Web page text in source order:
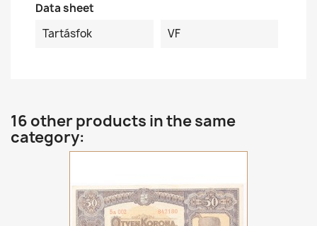
Data sheet
Tartásfok
VF
16 other products in the same
category: